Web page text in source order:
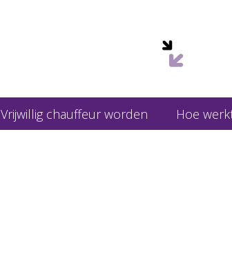
Vrijwillig chauffeur worden Hoe